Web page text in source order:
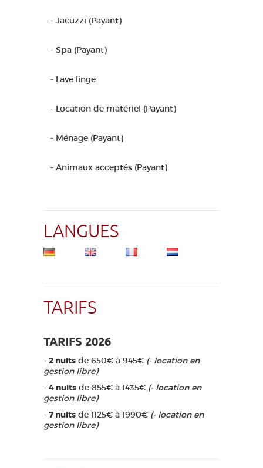
- Jacuzzi (Payant)
- Spa (Payant)
- Lave linge
- Location de matériel (Payant)
- Ménage (Payant)
- Animaux acceptés (Payant)
LANGUES
TARIFS
TARIFS 2026
- 2 nuits de 650€ à 945€ (- location en
gestion libre)
- 4 nuits de 855€ à 1435€ (- location en
gestion libre)
- 7 nuits de 1125€ à 1990€ (- location en
gestion libre)